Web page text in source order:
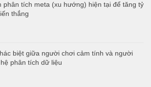
phân tích meta (xu hướng) hiện tại để tăng tỷ
thắng
biệt giữa người chơi cảm tính và người
phân tích dữ liệu